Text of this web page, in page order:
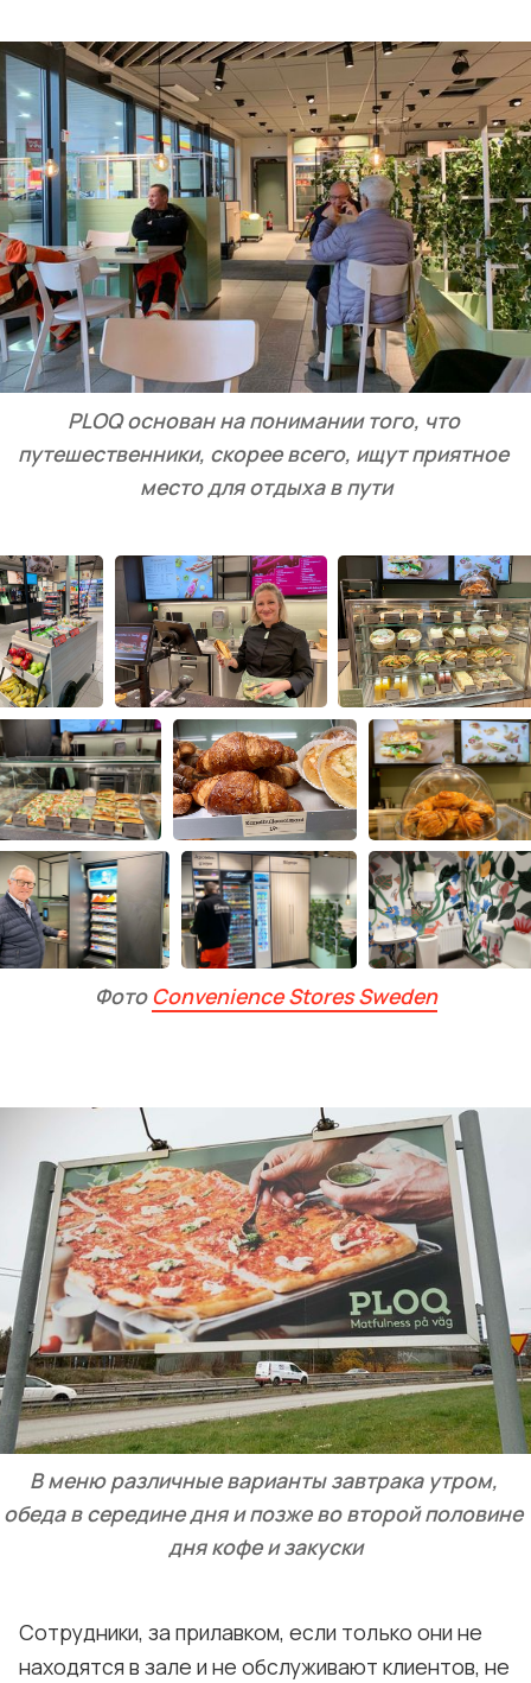
PLOQ основан на понимании того, что
путешественники, скорее всего, ищут приятное
место для отдыха в пути
Фото Convenience Stores Sweden
В меню различные варианты завтрака утром,
обеда в середине дня и позже во второй половине
дня кофе и закуски
Сотрудники, за прилавком, если только они не
находятся в зале и не обслуживают клиентов, не